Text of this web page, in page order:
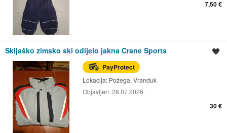
7,50 €
Skijaško zimsko ski odijelo jakna Crane Sports
PayProtect
Lokacija: Požega, Vranduk
Objavljen:28.07.2026.
30 €